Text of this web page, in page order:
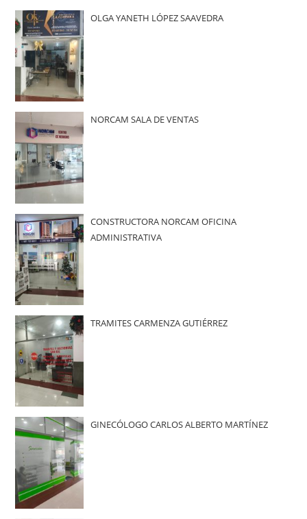
OLGA YANETH LÓPEZ SAAVEDRA
NORCAM SALA DE VENTAS
CONSTRUCTORA NORCAM OFICINA
ADMINISTRATIVA
TRAMITES CARMENZA GUTIÉRREZ
GINECÓLOGO CARLOS ALBERTO MARTÍNEZ